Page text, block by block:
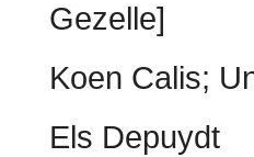
Gezelle]
Koen Calis;
Els Depuydt